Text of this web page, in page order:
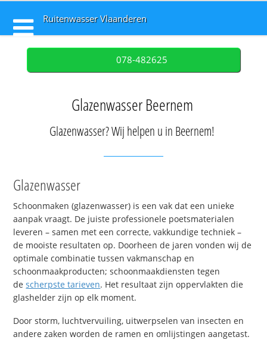
Ruitenwasser Vlaanderen
078-482625
Glazenwasser Beernem
Glazenwasser? Wij helpen u in Beernem!
Glazenwasser
Schoonmaken (glazenwasser) is een vak dat een unieke
aanpak vraagt. De juiste professionele poetsmaterialen
leveren – samen met een correcte, vakkundige techniek –
de mooiste resultaten op. Doorheen de jaren vonden wij de
optimale combinatie tussen vakmanschap en
schoonmaakproducten; schoonmaakdiensten tegen
descherpste tarieven. Het resultaat zijn oppervlakten die
glashelder zijn op elk moment.
Door storm, luchtvervuiling, uitwerpselen van insecten en
andere zaken worden de ramen en omlijstingen aangetast.